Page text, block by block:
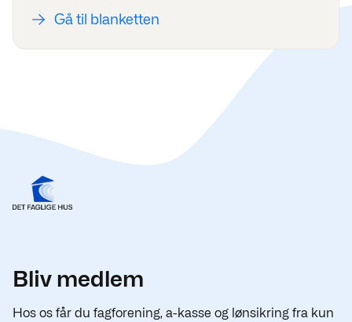
Gå til blanketten
Bliv medlem
Hos os får du fagforening, a-kasse og lønsikring fra kun